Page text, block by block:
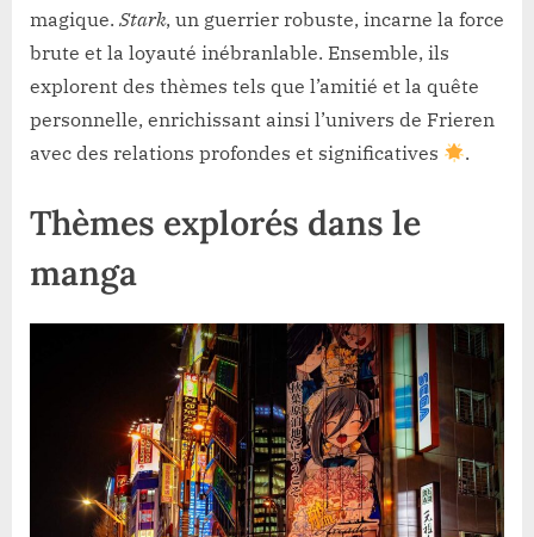
magique. Stark, un guerrier robuste, incarne la force
brute et la loyauté inébranlable. Ensemble, ils
explorent des thèmes tels que l’amitié et la quête
personnelle, enrichissant ainsi l’univers de Frieren
avec des relations profondes et significatives
.
Thèmes explorés dans le
manga